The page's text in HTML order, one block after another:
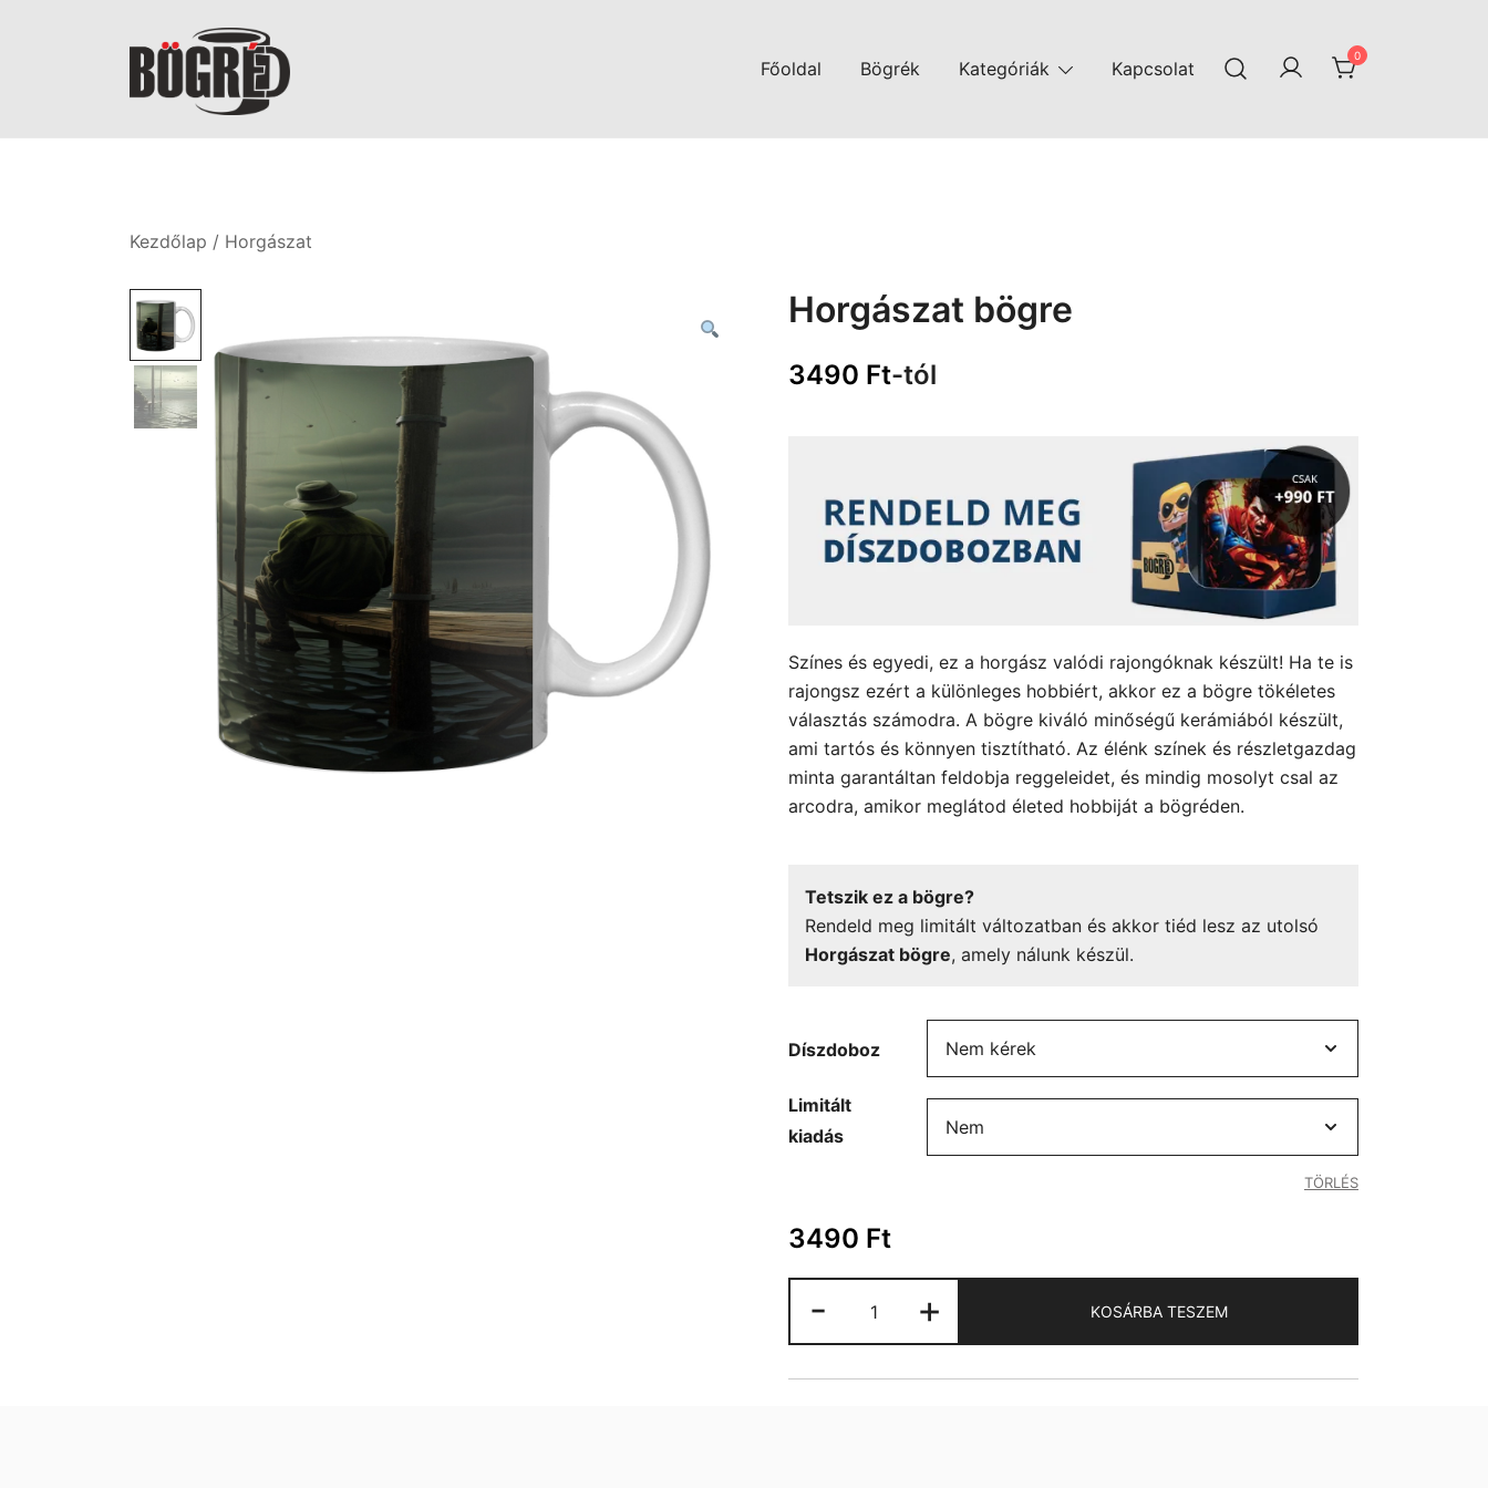
Bögréd
Főoldal Bögrék Kategóriák Kapcsolat
0
Kezdőlap / Horgászat
Horgászat bögre
3490 Ft-tól
Színes és egyedi, ez a horgász valódi rajongóknak készült! Ha te is
rajongsz ezért a különleges hobbiért, akkor ez a bögre tökéletes
választás számodra. A bögre kiváló minőségű kerámiából készült,
ami tartós és könnyen tisztítható. Az élénk színek és részletgazdag
minta garantáltan feldobja reggeleidet, és mindig mosolyt csal az
arcodra, amikor meglátod életed hobbiját a bögréden.
Tetszik ez a bögre?
Rendeld meg limitált változatban és akkor tiéd lesz az utolsó
Horgászat bögre, amely nálunk készül.
Díszdoboz
Limitált
kiadás
TÖRLÉS
3490 Ft
-
bögre
mennyiség
+ KOSÁRBA TESZEM